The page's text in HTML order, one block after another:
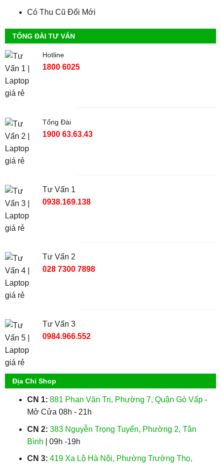
Có Thu Cũ Đổi Mới
TỔNG ĐÀI TƯ VẤN
Hotline
1800 6025
Tổng Đài
1900 63.63.43
Tư Vấn 1
0938.169.138
Tư Vấn 2
028 7300 7898
Tư Vấn 3
0984.966.552
Địa Chỉ Shop
CN 1: 881 Phan Văn Trị, Phường 7, Quận Gò Vấp-
Mở Cửa 08h - 21h
CN 2: 383 Nguyễn Trọng Tuyển, Phường 2, Tân
Bình | 09h -19h
CN 3: 419 Xa Lộ Hà Nội, Phường Trường Thọ,